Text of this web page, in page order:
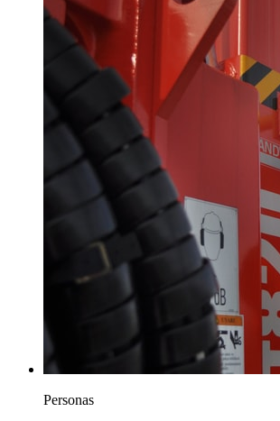
Personas